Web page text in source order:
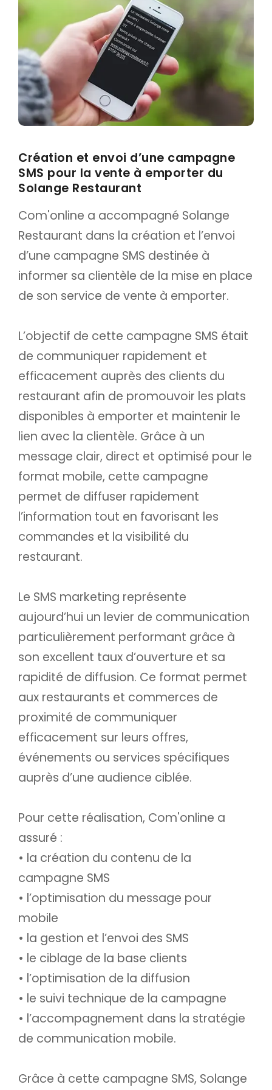
Emailing & newsletter
Envoi SMS
Google/Facebook Ads
Réseaux sociaux
GRAPHISMES
Flocage véhicule
Création et envoi d’une campagne
SMS pour la vente à emporter du
Solange Restaurant
Com'online a accompagné Solange
Restaurant dans la création et l’envoi
d’une campagne SMS destinée à
informer sa clientèle de la mise en place
de son service de vente à emporter.
L’objectif de cette campagne SMS était
de communiquer rapidement et
efficacement auprès des clients du
restaurant afin de promouvoir les plats
disponibles à emporter et maintenir le
lien avec la clientèle. Grâce à un
message clair, direct et optimisé pour le
format mobile, cette campagne
permet de diffuser rapidement
l’information tout en favorisant les
commandes et la visibilité du
restaurant.
Le SMS marketing représente
aujourd’hui un levier de communication
particulièrement performant grâce à
son excellent taux d’ouverture et sa
rapidité de diffusion. Ce format permet
aux restaurants et commerces de
proximité de communiquer
efficacement sur leurs offres,
événements ou services spécifiques
auprès d’une audience ciblée.
Pour cette réalisation, Com'online a
assuré :
• la création du contenu de la
campagne SMS
• l’optimisation du message pour
mobile
• la gestion et l’envoi des SMS
• le ciblage de la base clients
• l’optimisation de la diffusion
• le suivi technique de la campagne
• l’accompagnement dans la stratégie
de communication mobile.
Grâce à cette campagne SMS, Solange